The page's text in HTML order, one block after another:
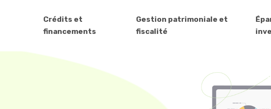
Crédits et
financements
Gestion patrimoniale et
fiscalité